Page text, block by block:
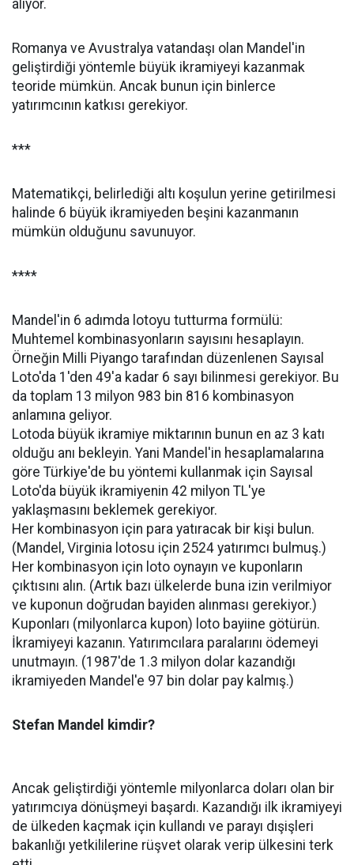
alıyor.
Romanya ve Avustralya vatandaşı olan Mandel'in
geliştirdiği yöntemle büyük ikramiyeyi kazanmak
teoride mümkün. Ancak bunun için binlerce
yatırımcının katkısı gerekiyor.
***
Matematikçi, belirlediği altı koşulun yerine getirilmesi
halinde 6 büyük ikramiyeden beşini kazanmanın
mümkün olduğunu savunuyor.
****
Mandel'in 6 adımda lotoyu tutturma formülü:
Muhtemel kombinasyonların sayısını hesaplayın.
Örneğin Milli Piyango tarafından düzenlenen Sayısal
Loto'da 1'den 49'a kadar 6 sayı bilinmesi gerekiyor. Bu
da toplam 13 milyon 983 bin 816 kombinasyon
anlamına geliyor.
Lotoda büyük ikramiye miktarının bunun en az 3 katı
olduğu anı bekleyin. Yani Mandel'in hesaplamalarına
göre Türkiye'de bu yöntemi kullanmak için Sayısal
Loto'da büyük ikramiyenin 42 milyon TL'ye
yaklaşmasını beklemek gerekiyor.
Her kombinasyon için para yatıracak bir kişi bulun.
(Mandel, Virginia lotosu için 2524 yatırımcı bulmuş.)
Her kombinasyon için loto oynayın ve kuponların
çıktısını alın. (Artık bazı ülkelerde buna izin verilmiyor
ve kuponun doğrudan bayiden alınması gerekiyor.)
Kuponları (milyonlarca kupon) loto bayiine götürün.
İkramiyeyi kazanın. Yatırımcılara paralarını ödemeyi
unutmayın. (1987'de 1.3 milyon dolar kazandığı
ikramiyeden Mandel'e 97 bin dolar pay kalmış.)
Stefan Mandel kimdir?
Ancak geliştirdiği yöntemle milyonlarca doları olan bir
yatırımcıya dönüşmeyi başardı. Kazandığı ilk ikramiyeyi
de ülkeden kaçmak için kullandı ve parayı dışişleri
bakanlığı yetkililerine rüşvet olarak verip ülkesini terk